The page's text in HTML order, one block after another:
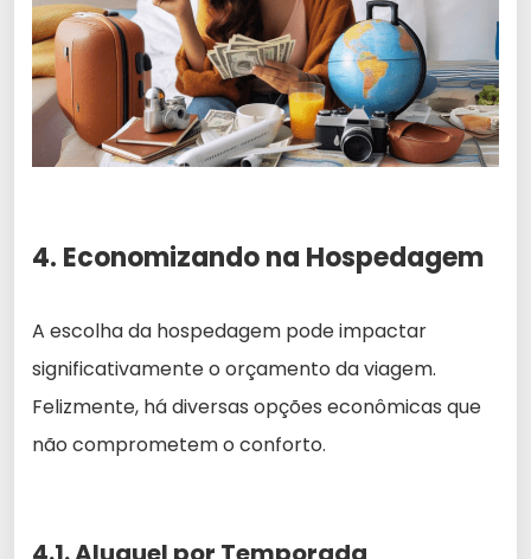
4. Economizando na Hospedagem
A escolha da hospedagem pode impactar
significativamente o orçamento da viagem.
Felizmente, há diversas opções econômicas que
não comprometem o conforto.